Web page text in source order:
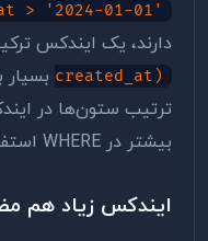
> '2024-01-01'
دارند، یک ایندکس
created_at)
ترتیب ستون‌ها در
بیشتر در WHERE استفاده می‌شود باید اول باشد.
ایندکس زیاد هم